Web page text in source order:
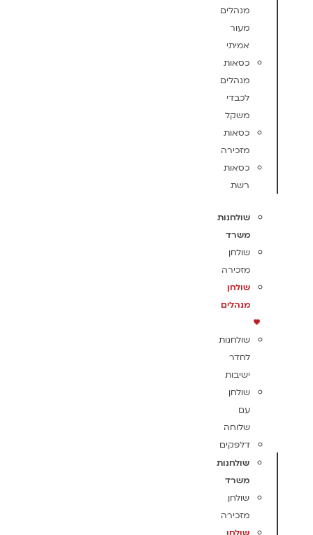
מנהלים
מעור
אמיתי
כסאות
מנהלים
לכבדי
משקל
כסאות
מזכירה
כסאות
רשת
שולחנות
משרד
שולחן
מזכירה
שולחן
מנהלים
שולחנות
לחדר
ישיבות
שולחן
עם
שלוחה
דלפקים
שולחנות
משרד
שולחן
מזכירה